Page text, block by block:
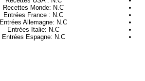
Recettes Monde: N.C
Entrées France : N.C
Entrées Allemagne: N.C
Entrées Italie: N.C
Entrées Espagne: N.C